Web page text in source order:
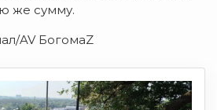
же сумму.
AV БогомаZ